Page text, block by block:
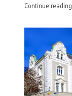
Continue reading